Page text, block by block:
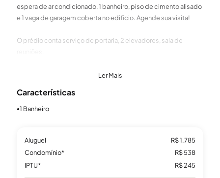
espera de ar condicionado, 1 banheiro, piso de cimento alisado
e 1 vaga de garagem coberta no edifício. Agende sua visita!
O prédio conta serviço de portaria, 2 elevadores, sala de
Agende seu horário com os consultores da Imobiliária.
Ler Mais
Características
●1 Banheiro
Aluguel
R$ 1.785
Condomínio*
R$ 538
IPTU*
R$ 245